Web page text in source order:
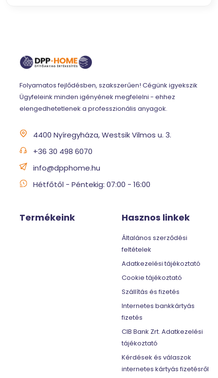
Folyamatos fejlődésben, szakszerűen! Cégünk igyekszik
Ügyfeleink minden igényének megfelelni - ehhez
elengedhetetlenek a professzionális anyagok.
4400 Nyíregyháza, Westsik Vilmos u. 3.
+36 30 498 6070
info@dpphome.hu
Hétfőtől - Péntekig: 07:00 - 16:00
Termékeink Hasznos linkek
Általános szerződési
feltételek
Adatkezelési tájékoztató
Cookie tájékoztató
Szállítás és fizetés
Internetes bankkártyás
fizetés
CIB Bank Zrt. Adatkezelési
tájékoztató
Kérdések és válaszok
internetes kártyás fizetésről